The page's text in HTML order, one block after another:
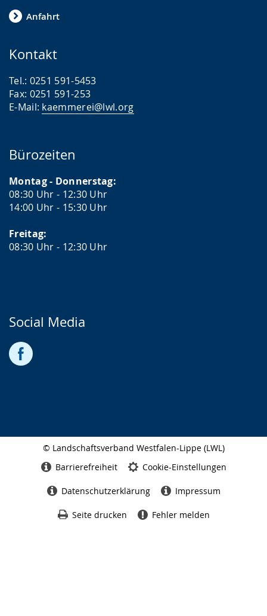
n
g
z
e
i
g
.
Anfahrt
Kontakt
Tel.: 0251 591-5453
Fax: 0251 591-253
E-Mail: kaemmerei@lwl.org
Bürozeiten
Montag - Donnerstag:
08:30 Uhr - 12:30 Uhr
14:00 Uhr - 15:30 Uhr
Freitag:
08:30 Uhr - 12:30 Uhr
Social Media
© Landschaftsverband Westfalen-Lippe (LWL)
Barrierefreiheit Cookie-Einstellungen
Datenschutzerklärung Impressum
Seite drucken Fehler melden